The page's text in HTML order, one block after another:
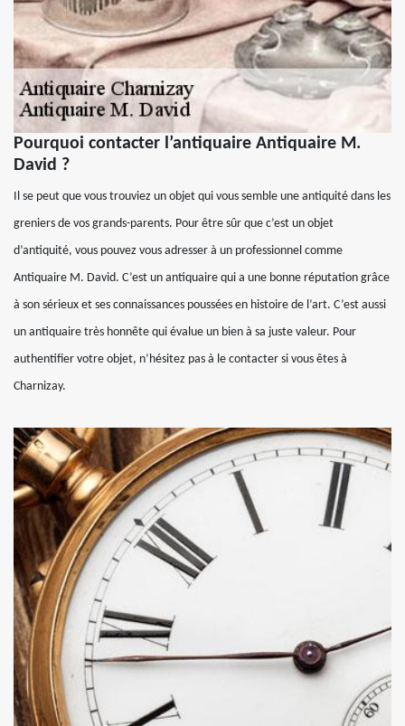
Pourquoi contacter l’antiquaire Antiquaire M.
David ?
Il se peut que vous trouviez un objet qui vous semble une antiquité dans les
greniers de vos grands-parents. Pour être sûr que c’est un objet
d’antiquité, vous pouvez vous adresser à un professionnel comme
Antiquaire M. David. C’est un antiquaire qui a une bonne réputation grâce
à son sérieux et ses connaissances poussées en histoire de l’art. C’est aussi
un antiquaire très honnête qui évalue un bien à sa juste valeur. Pour
authentifier votre objet, n’hésitez pas à le contacter si vous êtes à
Charnizay.